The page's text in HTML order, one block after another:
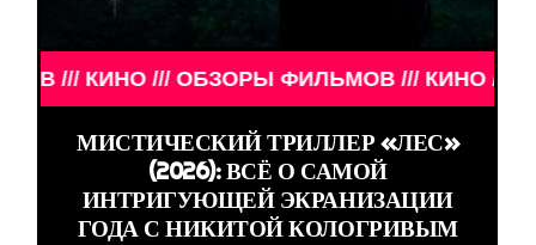
/// ОБЗОРЫ ФИЛЬМОВ /// КИНО ///
МИСТИЧЕСКИЙ ТРИЛЛЕР «ЛЕС»
(2026): ВСЁ О САМОЙ
ИНТРИГУЮЩЕЙ ЭКРАНИЗАЦИИ
ГОДА С НИКИТОЙ КОЛОГРИВЫМ